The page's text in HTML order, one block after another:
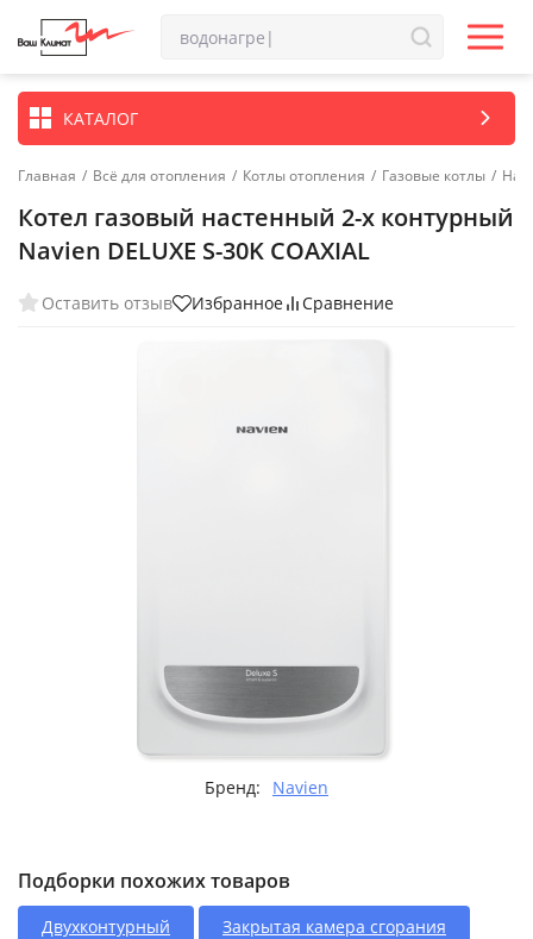
КАТАЛОГ
Главная / Всё для отопления / Котлы отопления / Газовые котлы /
Котел газовый настенный 2-х контурный
Navien DELUXE S-30K COAXIAL
Оставить отзыв Избранное Сравнение
Бренд: Navien
Подборки похожих товаров
Двухконтурный
Закрытая камера сгорания